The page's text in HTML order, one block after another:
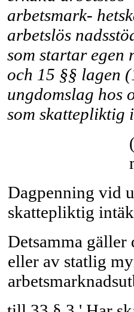
arbetsmark-
arbetslös
som startar egen
och 15 §§ lagen
ungdomslag hos
som
Dagpenning vid
skattepliktig
Detsamma
eller av statlig